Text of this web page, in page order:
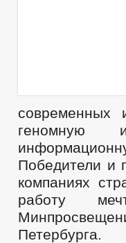
современных
геномную
Победители и
компаниях
работу
Петербурга.